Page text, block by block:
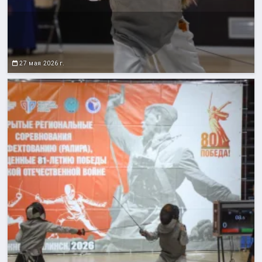
27 мая 2026 г.